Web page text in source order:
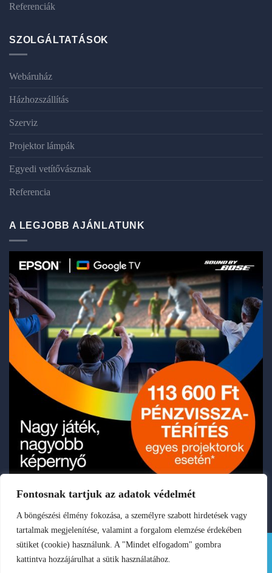
Fontosnak tartjuk az adatok védelmét
A böngészési élmény fokozása, a személyre szabott hirdetések vagy
tartalmak megjelenítése, valamint a forgalom elemzése érdekében
sütiket (cookie) használunk. A "Mindet elfogadom" gombra
kattintva hozzájárulhat a sütik használatához.
Referenciák
SZOLGÁLTATÁSOK
Webáruház
Házhozszállítás
Szerviz
Projektor lámpák
Egyedi vetítővásznak
Referencia
A LEGJOBB AJÁNLATUNK